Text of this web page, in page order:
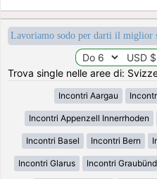
Lavoriamo sodo per darti il miglior
Trova single nelle aree di:
Incontri Aargau
Incontri Appenzell Innerrhoden
Incontri Basel Incontri Bern
Incontri Glarus Incontri